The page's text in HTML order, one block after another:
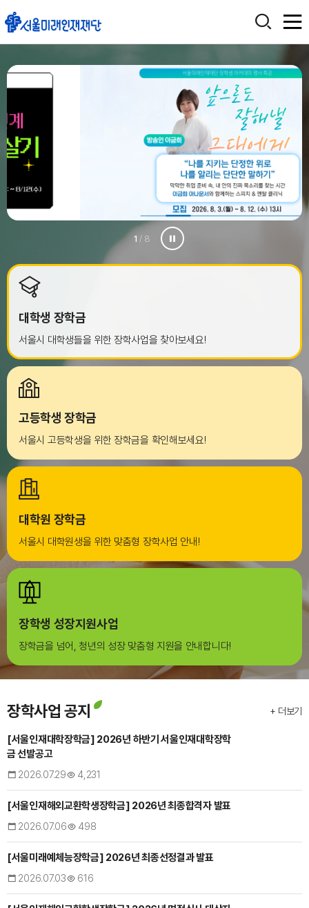
2 / 8
대학생 장학금
서울시 대학생들을 위한 장학사업을 찾아보세요!
고등학생 장학금
서울시 고등학생을 위한 장학금을 확인해보세요!
대학원 장학금
서울시 대학원생을 위한 맞춤형 장학사업 안내!
장학생 성장지원사업
장학금을 넘어, 청년의 성장 맞춤형 지원을 안내합니다!
장학사업 공지
[서울인재대학장학금] 2026년 하반기 서울인재대학장학
금 선발공고
2026.07.29 4,231
[서울인재해외교환학생장학금] 2026년 최종합격자 발표
2026.07.06 498
[서울미래예체능장학금] 2026년 최종선정결과 발표
2026.07.03 616
+ 더보기